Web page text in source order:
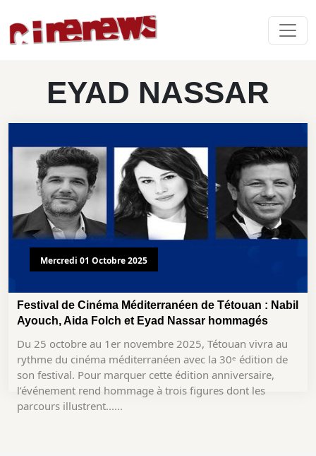
EYAD NASSAR
Mercredi 01 Octobre 2025
Festival de Cinéma Méditerranéen de Tétouan : Nabil
Ayouch, Aida Folch et Eyad Nassar hommagés
Du 25 octobre au 1er novembre 2025, Tétouan vivra au
rythme du cinéma méditerranéen avec la 30ᵉ édition de
son festival. Pour marquer cette édition anniversaire,
l’événement rend hommage à trois figures dont les
parcours illustrent......